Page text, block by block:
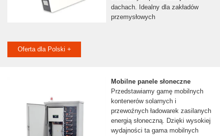
dachach. Idealny dla zakładów
przemysłowych
Oferta dla Polski +
Mobilne panele słoneczne
Przedstawiamy gamę mobilnych
kontenerów solarnych i
przewoźnych ładowarek zasilanych
energią słoneczną. Dzięki wysokiej
wydajności ta gama mobilnych